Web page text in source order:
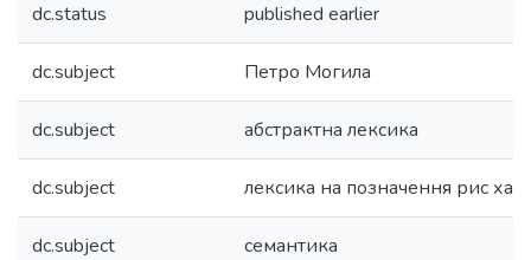
dc.status published earlier
dc.subject Петро Могила
dc.subject абстрактна лексика
dc.subject лексика на позначення рис
dc.subject семантика